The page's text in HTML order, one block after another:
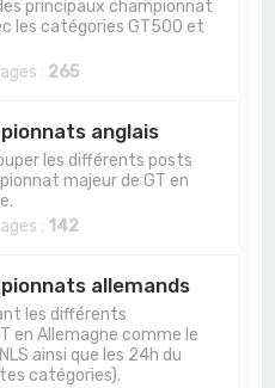
principaux championnat
les catégories GT500 et
: 265
anglais
les différents posts
majeur de GT en
: 142
allemands
les différents
en Allemagne comme le
ainsi que les 24h du
catégories).